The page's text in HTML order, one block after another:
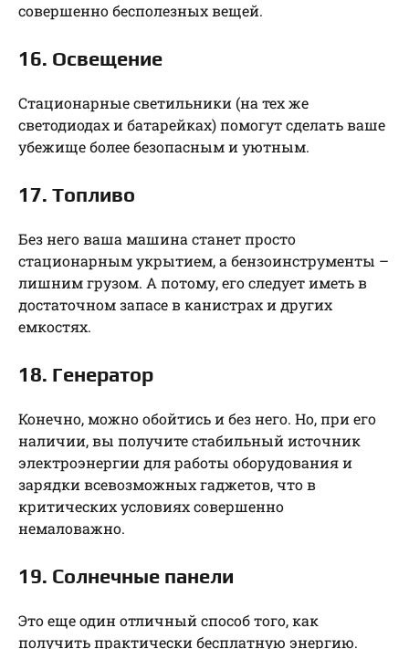
совершенно бесполезных вещей.
16. Освещение
Стационарные светильники (на тех же
светодиодах и батарейках) помогут сделать ваше
убежище более безопасным и уютным.
17. Топливо
Без него ваша машина станет просто
стационарным укрытием, а бензоинструменты –
лишним грузом. А потому, его следует иметь в
достаточном запасе в канистрах и других
емкостях.
18. Генератор
Конечно, можно обойтись и без него. Но, при его
наличии, вы получите стабильный источник
электроэнергии для работы оборудования и
зарядки всевозможных гаджетов, что в
критических условиях совершенно
немаловажно.
19. Солнечные панели
Это еще один отличный способ того, как
получить практически бесплатную энергию.